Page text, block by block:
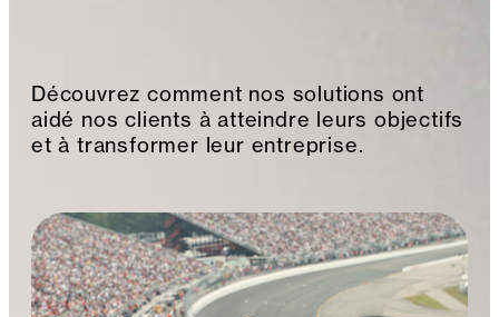
Découvrez comment nos solutions ont
aidé nos clients à atteindre leurs objectifs
et à transformer leur entreprise.